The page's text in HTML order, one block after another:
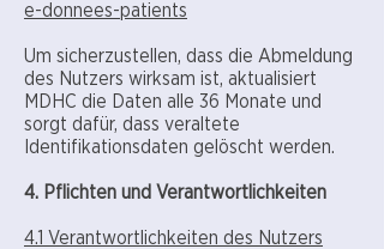
e-donnees-patients
Um sicherzustellen, dass die Abmeldung
des Nutzers wirksam ist, aktualisiert
MDHC die Daten alle 36 Monate und
sorgt dafür, dass veraltete
Identifikationsdaten gelöscht werden.
4. Pflichten und Verantwortlichkeiten
4.1 Verantwortlichkeiten des Nutzers